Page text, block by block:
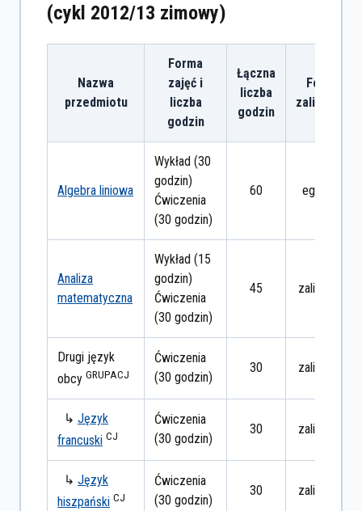
(cykl 2012/13 zimowy)
Nazwa
przedmiotu
Forma
zajęć i
liczba
godzin
Łączna
liczba
godzin
Forma
zaliczenia
Algebra liniowa
Wykład (30
godzin)
Ćwiczenia
(30 godzin)
60 egzamin
Analiza
matematyczna
Wykład (15
godzin)
Ćwiczenia
(30 godzin)
45 zaliczenie
Drugi język
obcy GRUPACJ
Ćwiczenia
(30 godzin)
30 zaliczenie
↳ Język
francuski CJ
Ćwiczenia
(30 godzin)
30 zaliczenie
↳ Język
hiszpański CJ
Ćwiczenia
(30 godzin)
30 zaliczenie